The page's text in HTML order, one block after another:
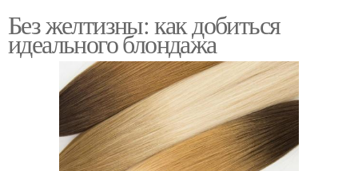
Без желтизны: как добиться
идеального блондажа